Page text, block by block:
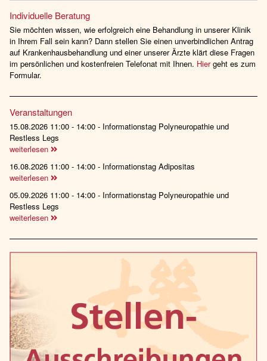
Individuelle Beratung
Sie möchten wissen, wie erfolgreich eine Behandlung in unserer Klinik
in Ihrem Fall sein kann? Dann stellen Sie einen unverbindlichen Antrag
auf Krankenhausbehandlung und einer unserer Ärzte klärt diese Fragen
im persönlichen und kostenfreien Telefonat mit Ihnen. Hiergeht es zum
Formular.
Veranstaltungen
15.08.2026 11:00 - 14:00 - Informationstag Polyneuropathie und
Restless Legs
weiterlesen
16.08.2026 11:00 - 14:00 - Informationstag Adipositas
weiterlesen
05.09.2026 11:00 - 14:00 - Informationstag Polyneuropathie und
Restless Legs
weiterlesen